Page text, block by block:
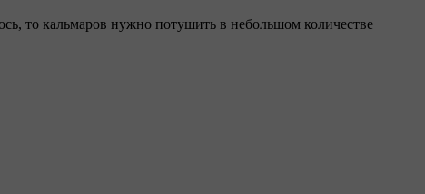
то кальмаров нужно потушить в небольшом количестве